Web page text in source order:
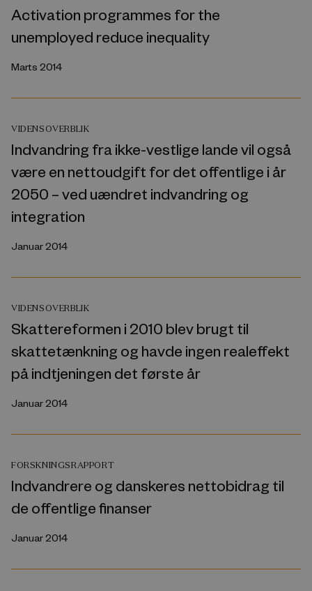
Activation programmes for the
unemployed reduce inequality
Marts 2014
VIDENSOVERBLIK
Indvandring fra ikke-vestlige lande vil også
være en nettoudgift for det offentlige i år
2050 – ved uændret indvandring og
integration
Januar 2014
VIDENSOVERBLIK
Skattereformen i 2010 blev brugt til
skattetænkning og havde ingen realeffekt
på indtjeningen det første år
Januar 2014
FORSKNINGSRAPPORT
Indvandrere og danskeres nettobidrag til
de offentlige finanser
Januar 2014